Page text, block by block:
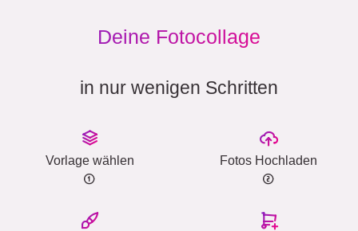
Deine Fotocollage
in nur wenigen Schritten
Vorlage wählen Fotos Hochladen